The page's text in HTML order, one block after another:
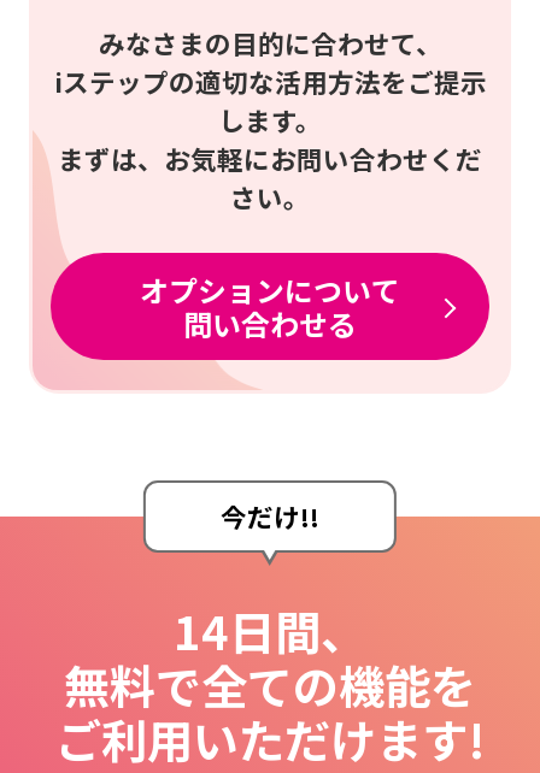
みなさまの目的に合わせて、
iステップの適切な活用方法をご提示
します。
まずは、お気軽にお問い合わせくだ
さい。
オプションについて
問い合わせる
今だけ!!
14日間、
無料で全ての機能を
ご利用いただけます!